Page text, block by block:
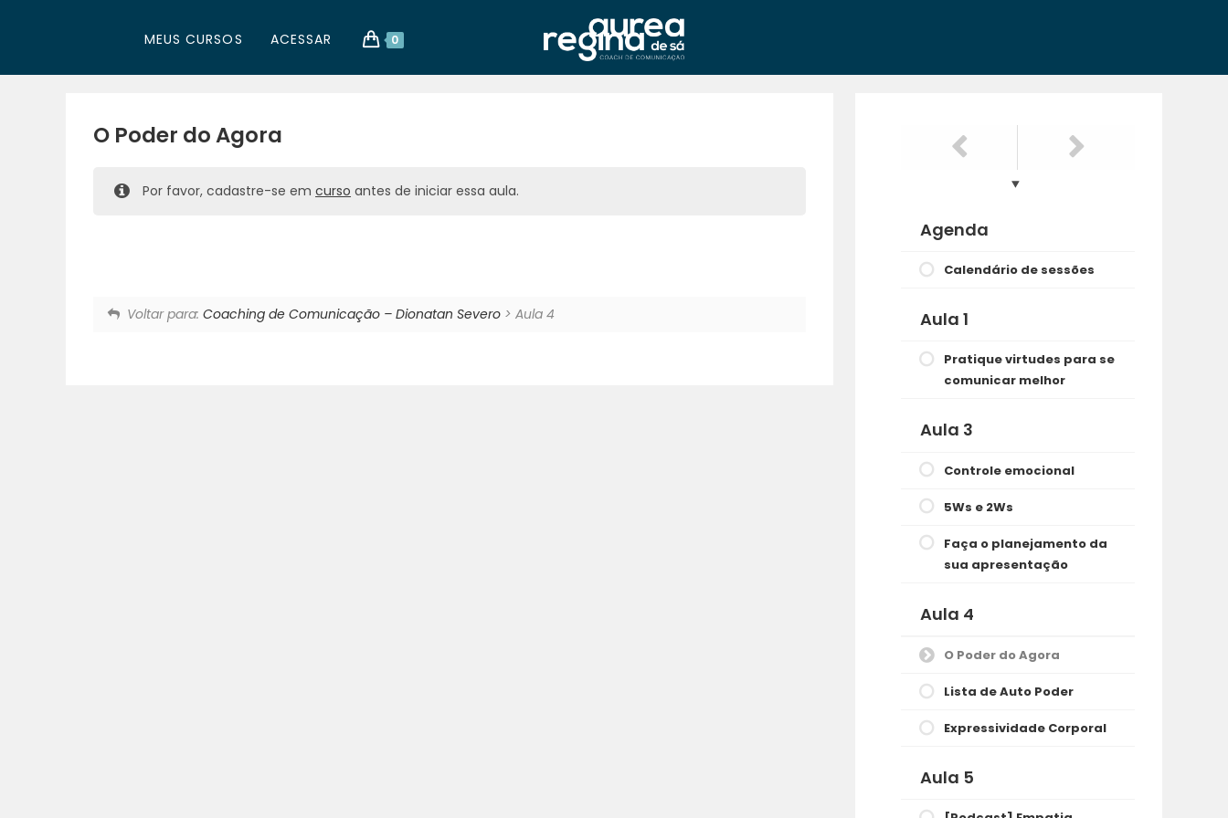
MEUS CURSOS ACESSAR 0
O Poder do Agora
Por favor, cadastre-se emcurso antes de iniciar essa aula.
Voltar para: Coaching de Comunicação – Dionatan Severo> Aula 4
Agenda
Calendário de sessões
Aula 1
Pratique virtudes para se
comunicar melhor
Aula 3
Controle emocional
5Ws e 2Ws
Faça o planejamento da
sua apresentação
Aula 4
O Poder do Agora
Lista de Auto Poder
Expressividade Corporal
Aula 5